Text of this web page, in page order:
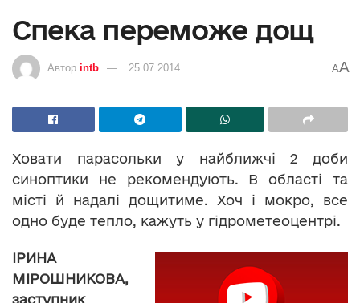
Спека переможе дощ
Автор intb 25.07.2014 AA
Ховати парасольки у найближчі 2 доби
синоптики не рекомендують. В області та
місті й надалі дощитиме. Хоч і мокро, все
одно буде тепло, кажуть у гідрометеоцентрі.
ІРИНА
МІРОШНИКОВА,
заступник